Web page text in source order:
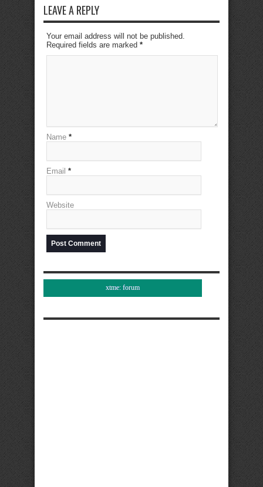
LEAVE A REPLY
Your email address will not be published.
Required fields are marked *
Name *
Email *
Website
xtme: forum